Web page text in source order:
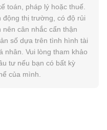
toán, pháp lý hoặc thuế.
động thị trường, có độ rủi
nên cân nhắc cẩn thận
số dựa trên tình hình tài
nhân. Vui lòng tham khảo
tư nếu bạn có bất kỳ
của mình.